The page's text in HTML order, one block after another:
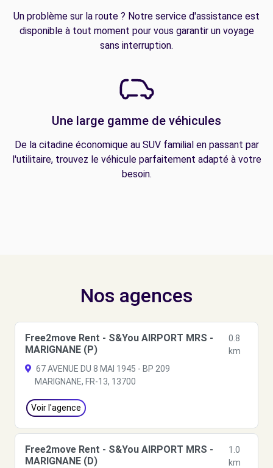
Un problème sur la route ? Notre service d'assistance est
disponible à tout moment pour vous garantir un voyage
sans interruption.
Une large gamme de véhicules
De la citadine économique au SUV familial en passant par
l'utilitaire, trouvez le véhicule parfaitement adapté à votre
besoin.
Nos agences
Free2move Rent - S&You AIRPORT MRS -
MARIGNANE (P)
0.8
km
67 AVENUE DU 8 MAI 1945 - BP 209
MARIGNANE, FR-13, 13700
Voir l'agence
Free2move Rent - S&You AIRPORT MRS -
MARIGNANE (D)
1.0
km